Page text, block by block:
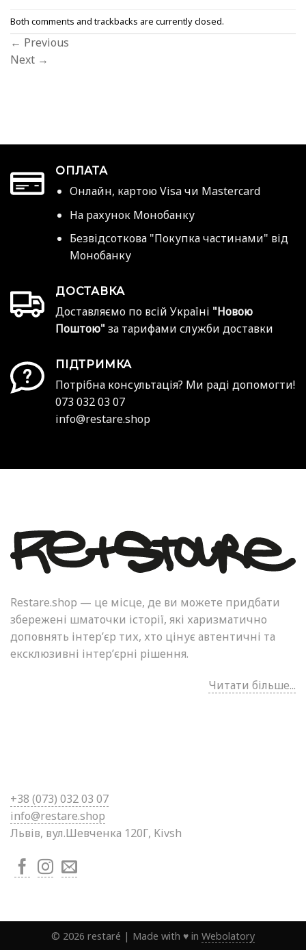
Both comments and trackbacks are currently closed.
← Previous
Next →
ОПЛАТА
Онлайн, картою Visa чи Mastercard
На рахунок Монобанку
Безвідсоткова "Покупка частинами" від
Монобанку
ДОСТАВКА
Доставляємо по всій Україні "Новою
Поштою" за тарифами служби доставки
ПІДТРИМКА
Потрібна консультація? Ми раді допомогти!
073 032 03 07
info@restare.shop
Restare.shop — це місце, де ви можете придбати
збережені шматочки історії, які харизматично
доповнять інтер’єр тих, хто цінує автентичні та
ексклюзивні інтер’єрні рішення.
Читати більше...
+38 (073) 032 03 07
info@restare.shop
Львів, вул.Шевченка 120Г, Kivsh
© 2026 restaré | Made with ♥ in Webolatory